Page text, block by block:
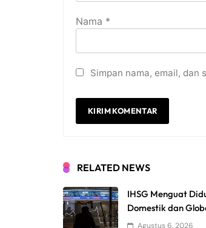
Nama *
Simpan nama, email,
RELATED NEWS
IHSG Menguat
Domestik dan
Agustus 6, 2026